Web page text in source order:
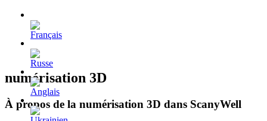
numérisation 3D
À propos de la numérisation 3D dans ScanyWell